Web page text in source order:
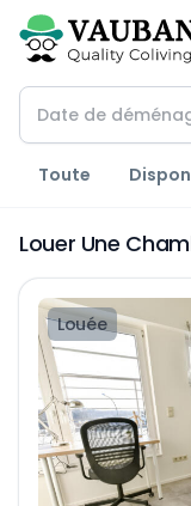
Toute
Louer Une
Louée